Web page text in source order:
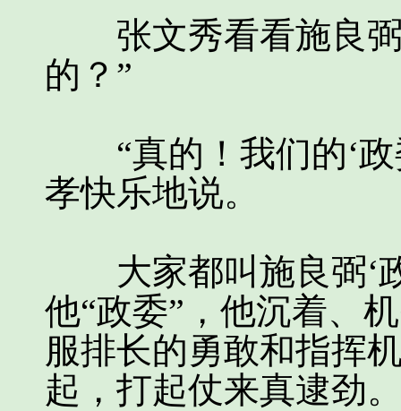
张文秀看看施良弼
的？”
“真的！我们的‘政
孝快乐地说。
大家都叫施良弼‘政
他“政委”，他沉着、
服排长的勇敢和指挥
起，打起仗来真逮劲